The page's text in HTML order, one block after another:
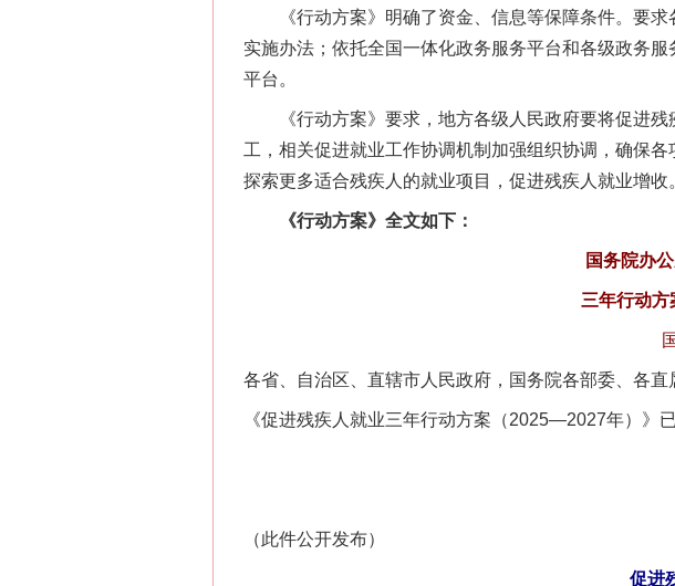
《行动方案》明确了资金、信息等保障条件。要求
实施办法；依托全国一体化政务服务平台和各级政务
平台。
《行动方案》要求，地方各级人民政府要将促进残
工，相关促进就业工作协调机制加强组织协调，确保
探索更多适合残疾人的就业项目，促进残疾人就业增收
《行动方案》全文如下：
国务院办
三年行动
各省、自治区、直辖市人民政府，国务院各部委、各直
《促进残疾人就业三年行动方案（2025—2027年）》
（此件公开发布）
促进